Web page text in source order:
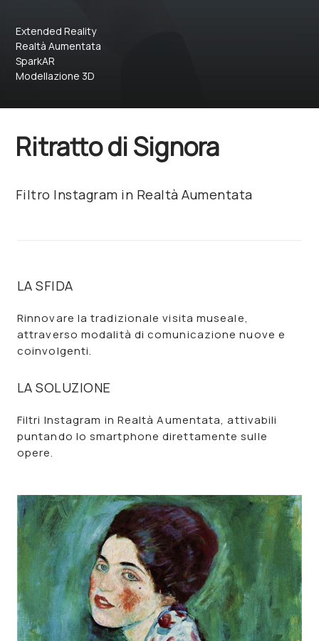
Extended Reality
Realtà Aumentata
SparkAR
Modellazione 3D
Ritratto di Signora
Filtro Instagram in Realtà Aumentata
LA SFIDA
Rinnovare la tradizionale visita museale,
attraverso modalità di comunicazione nuove e
coinvolgenti.
LA SOLUZIONE
Filtri Instagram in Realtà Aumentata, attivabili
puntando lo smartphone direttamente sulle
opere.